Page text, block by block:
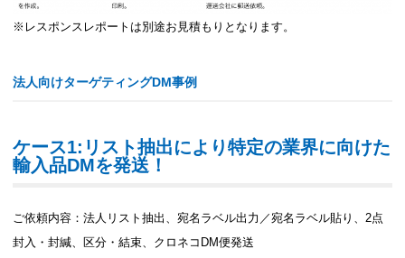
※レスポンスレポートは別途お見積もりとなります。
法人向けターゲティングDM事例
ケース1:リスト抽出により特定の業界に向けた
輸入品DMを発送！
ご依頼内容：法人リスト抽出、宛名ラベル出力／宛名ラベル貼り、2点
封入・封緘、区分・結束、クロネコDM便発送